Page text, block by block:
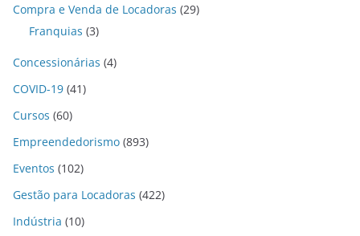
Compra e Venda de Locadoras (29)
Franquias (3)
Concessionárias (4)
COVID-19 (41)
Cursos (60)
Empreendedorismo (893)
Eventos (102)
Gestão para Locadoras (422)
Indústria (10)